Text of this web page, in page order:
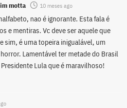
motta 10 meses ago
nao é ignorante. Esta fala é
e mentiras. Vc deve ser aquele que
sim, é uma topeira inigualável, um
Lamentável ter metade do Brasil
Lula que é maravilhoso!